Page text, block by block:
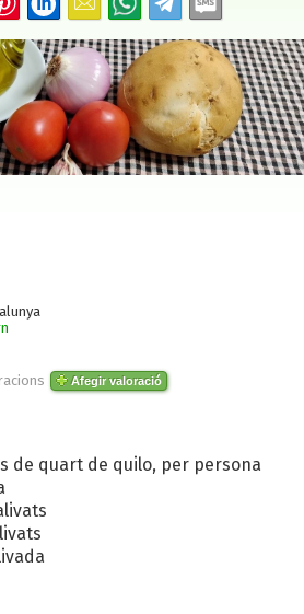
Afegir valoració
de quart de quilo, per persona